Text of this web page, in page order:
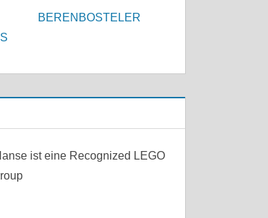
BERENBOSTELER
ist eine Recognized LEGO